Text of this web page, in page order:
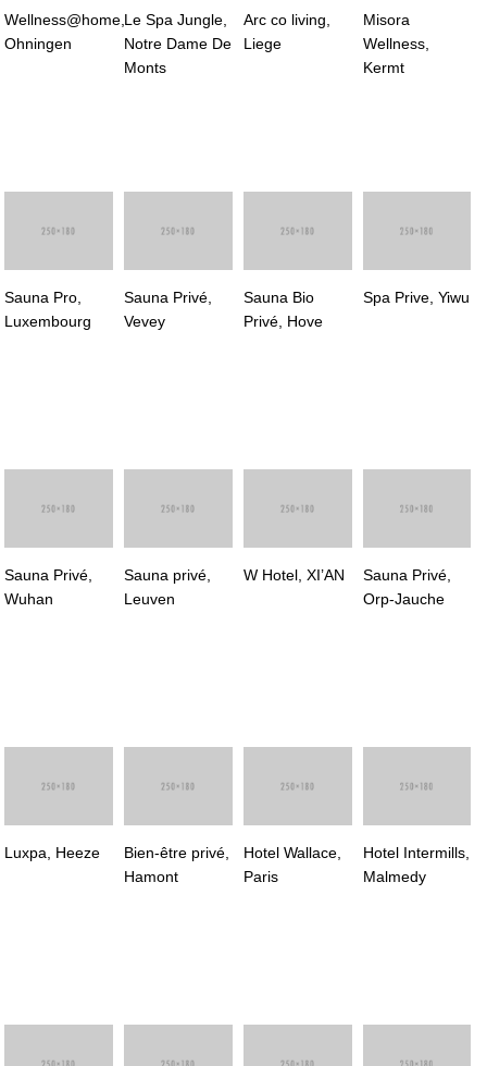
Wellness@home,
Ohningen
Le Spa Jungle,
Notre Dame De
Monts
Arc co living,
Liege
Misora
Wellness,
Kermt
Sauna Pro,
Luxembourg
Sauna Privé,
Vevey
Sauna Bio
Privé, Hove
Spa Prive, Yiwu
Sauna Privé,
Wuhan
Sauna privé,
Leuven
W Hotel, XI’AN
Sauna Privé,
Orp-Jauche
Luxpa, Heeze
Bien-être privé,
Hamont
Hotel Wallace,
Paris
Hotel Intermills,
Malmedy